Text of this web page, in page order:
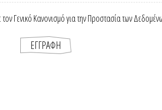
Γενικό Κανονισμό για την Προστασία των